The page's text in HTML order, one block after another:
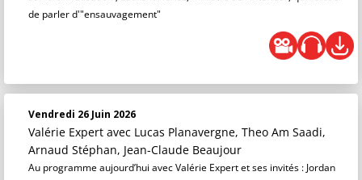
de parler d'"ensauvagement"
Vendredi 26 Juin 2026
Valérie Expert avec Lucas Planavergne, Theo Am Saadi,
Arnaud Stéphan, Jean-Claude Beaujour
Au programme aujourd’hui avec Valérie Expert et ses invités : Jordan